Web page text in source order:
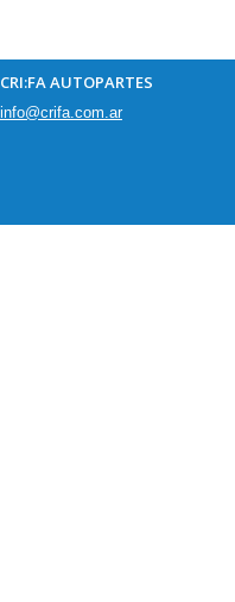
CRI:FA AUTOPARTES
info@crifa.com.ar